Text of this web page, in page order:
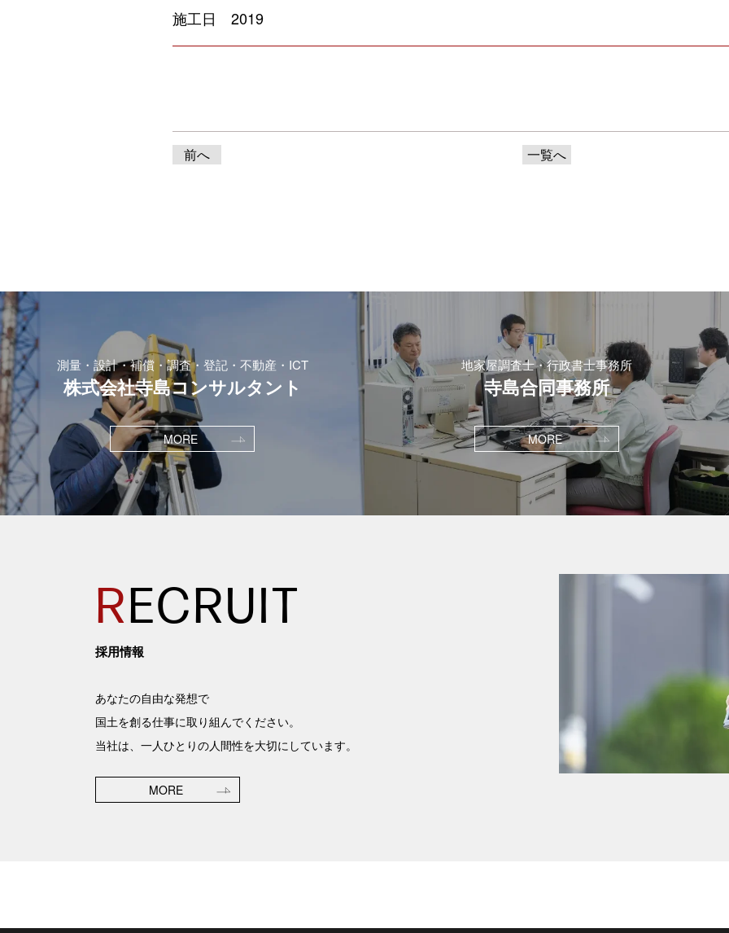
施工日 2019
前へ 一覧へ
測量・設計・補償・調査・登記・不動産・ICT
株式会社寺島コンサルタント
MORE
地家屋調査士・行政書士事務所
寺島合同事務所
MORE
RECRUIT
採用情報
あなたの自由な発想で
国土を創る仕事に取り組んでください。
当社は、一人ひとりの人間性を大切にしています。
MORE